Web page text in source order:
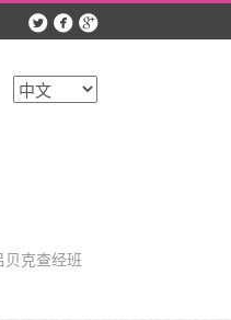
  
选
择
贝克查经班